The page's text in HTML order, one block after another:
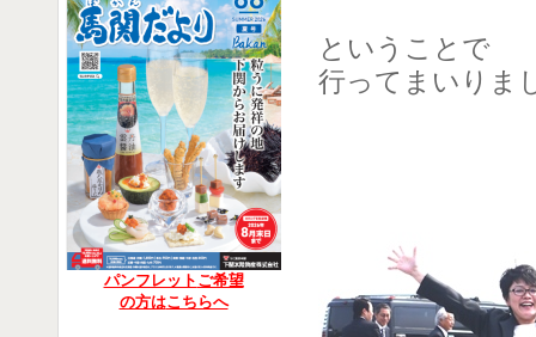
パンフレット ご希望
の方はこちらへ
ということで
行ってまいりま